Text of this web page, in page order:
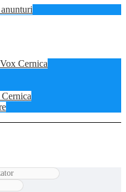
Cernica